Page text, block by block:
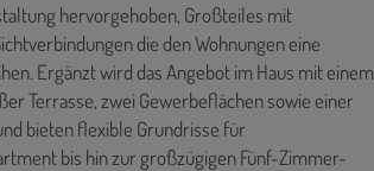
hervorgehoben, Großteiles mit
die den Wohnungen eine
Ergänzt wird das Angebot im Haus mit einem
Terrasse, zwei Gewerbeflächen sowie einer
bieten flexible Grundrisse für
bis hin zur großzügigen Fünf-Zimmer-